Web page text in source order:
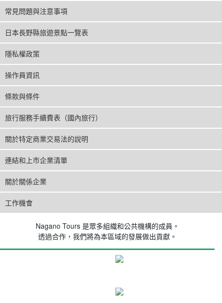
常見問題與注意事項
日本長野縣旅遊景點一覽表
隱私權政策
操作員資訊
條款與條件
旅行服務手續費表（國內旅行）
關於特定商業交易法的說明
連結和上市企業清單
關於關係企業
工作機會
Nagano Tours 是眾多組織和公共機構的成員。
透過合作，我們將為本區域的發展做出貢獻。